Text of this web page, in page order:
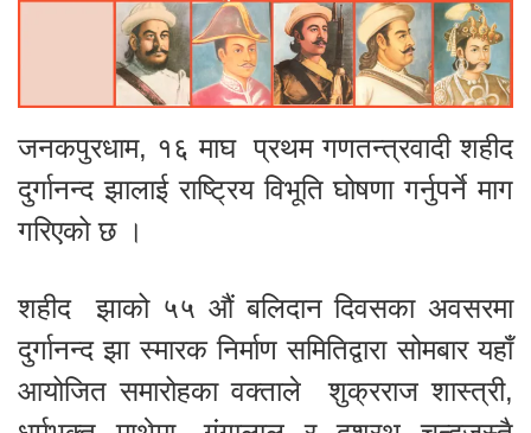
जनकपुरधाम, १६ माघ प्रथम गणतन्त्रवादी शहीद
दुर्गानन्द झालाई राष्ट्रिय विभूति घोषणा गर्नुपर्ने माग
गरिएको छ ।
शहीद झाको ५५ औं बलिदान दिवसका अवसरमा
दुर्गानन्द झा स्मारक निर्माण समितिद्वारा सोमबार यहाँ
आयोजित समारोहका वक्ताले शुक्रराज शास्त्री,